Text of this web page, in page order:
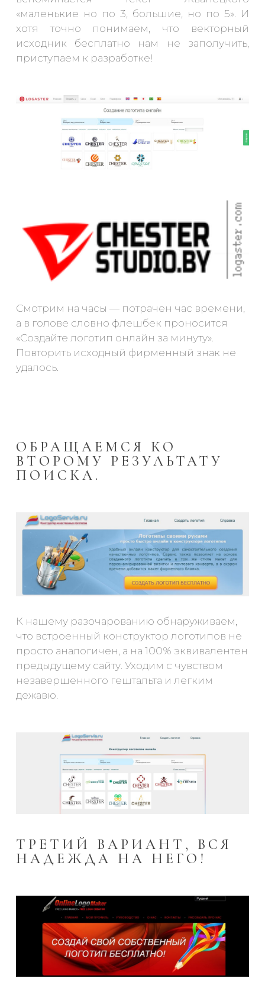
«маленькие но по 3, большие, но по 5». И
хотя точно понимаем, что векторный
исходник бесплатно нам не заполучить,
приступаем к разработке!
Смотрим на часы — потрачен час времени,
а в голове словно флешбек проносится
«Создайте логотип онлайн за минуту».
Повторить исходный фирменный знак не
удалось.
ОБРАЩАЕМСЯ КО
ВТОРОМУ РЕЗУЛЬТАТУ
ПОИСКА.
К нашему разочарованию обнаруживаем,
что встроенный конструктор логотипов не
просто аналогичен, а на 100% эквивалентен
предыдущему сайту. Уходим с чувством
незавершенного гештальта и легким
дежавю.
ТРЕТИЙ ВАРИАНТ, ВСЯ
НАДЕЖДА НА НЕГО!